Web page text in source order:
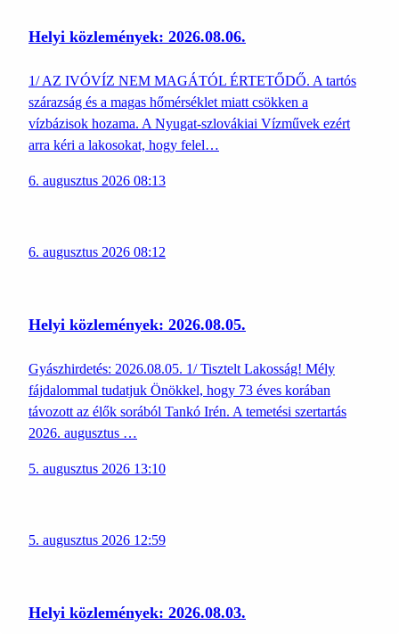
Helyi közlemények: 2026.08.06.
1/ AZ IVÓVÍZ NEM MAGÁTÓL ÉRTETŐDŐ. A tartós
szárazság és a magas hőmérséklet miatt csökken a
vízbázisok hozama. A Nyugat-szlovákiai Vízművek ezért
arra kéri a lakosokat, hogy felel…
6. augusztus 2026 08:13
6. augusztus 2026 08:12
Helyi közlemények: 2026.08.05.
Gyászhirdetés: 2026.08.05. 1/ Tisztelt Lakosság! Mély
fájdalommal tudatjuk Önökkel, hogy 73 éves korában
távozott az élők sorából Tankó Irén. A temetési szertartás
2026. augusztus …
5. augusztus 2026 13:10
5. augusztus 2026 12:59
Helyi közlemények: 2026.08.03.